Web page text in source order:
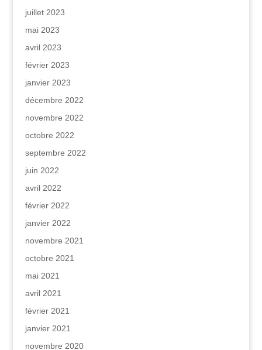
juillet 2023
mai 2023
avril 2023
février 2023
janvier 2023
décembre 2022
novembre 2022
octobre 2022
septembre 2022
juin 2022
avril 2022
février 2022
janvier 2022
novembre 2021
octobre 2021
mai 2021
avril 2021
février 2021
janvier 2021
novembre 2020